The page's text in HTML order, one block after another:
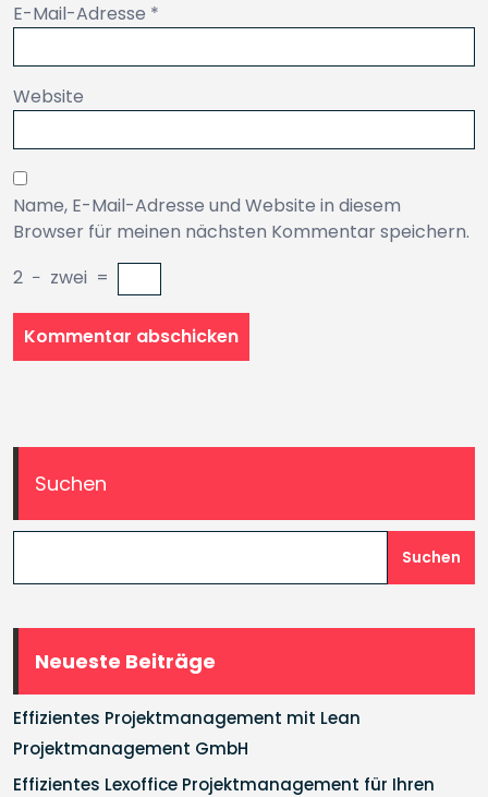
E-Mail-Adresse *
Website
Name, E-Mail-Adresse und Website in diesem
Browser für meinen nächsten Kommentar speichern.
2 − zwei =
Suchen
Suchen
Neueste Beiträge
Effizientes Projektmanagement mit Lean
Projektmanagement GmbH
Effizientes Lexoffice Projektmanagement für Ihren